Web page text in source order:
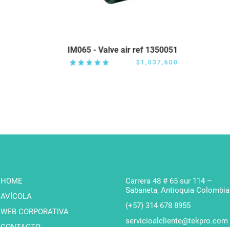
IM065 - Valve air ref 1350051
$1,037,600
HOME
AVÍCOLA
WEB CORPORATIVA
Carrera 48 # 65 sur 114 –
Sabaneta, Antioquia Colombia
(+57) 314 678 8955
servicioalcliente@tekpro.com